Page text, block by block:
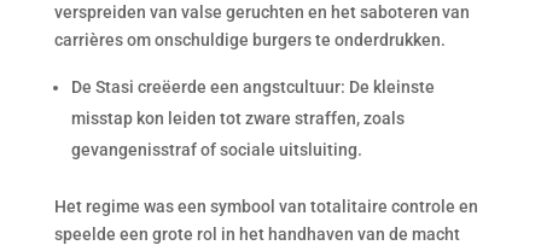
verspreiden van valse geruchten en het saboteren van
carrières om onschuldige burgers te onderdrukken.
De Stasi creëerde een angstcultuur: De kleinste
misstap kon leiden tot zware straffen, zoals
gevangenisstraf of sociale uitsluiting.
Het regime was een symbool van totalitaire controle en
speelde een grote rol in het handhaven van de macht